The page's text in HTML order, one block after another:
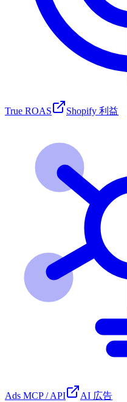
True ROAS Shopify 利益
Ads MCP / API AI 広告